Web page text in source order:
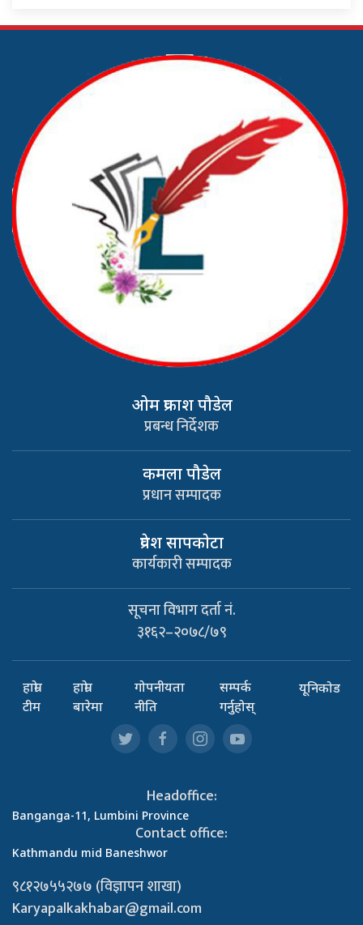
ओम प्रकाश पौडेल
प्रबन्ध निर्देशक
कमला पौडेल
प्रधान सम्पादक
प्रवेश सापकाेटा
कार्यकारी सम्पादक
सूचना विभाग दर्ता नं.
३१६२–२०७८/७९
हाम्रो
टीम
हाम्रो
बारेमा
गोपनीयता
नीति
सम्पर्क
गर्नुहोस्
यूनिकोड
Headoffice:
Banganga-11, Lumbini Province
Contact office:
Kathmandu mid Baneshwor
९८१२७५५२७७ (विज्ञापन शाखा)
Karyapalkakhabar@gmail.com